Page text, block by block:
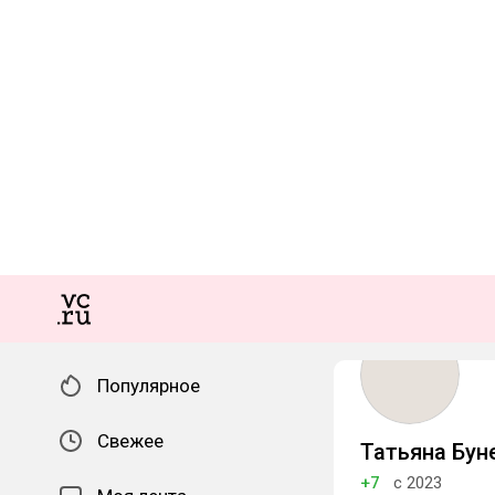
Популярное
Свежее Татьяна
+7
с 2023